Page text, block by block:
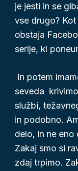
je jesti in se
vse drugo?
obstaja
serije, ki
In potem
seveda
službi,
in podobno.
delo, in ne eno
Zakaj smo si
zdaj trpimo.